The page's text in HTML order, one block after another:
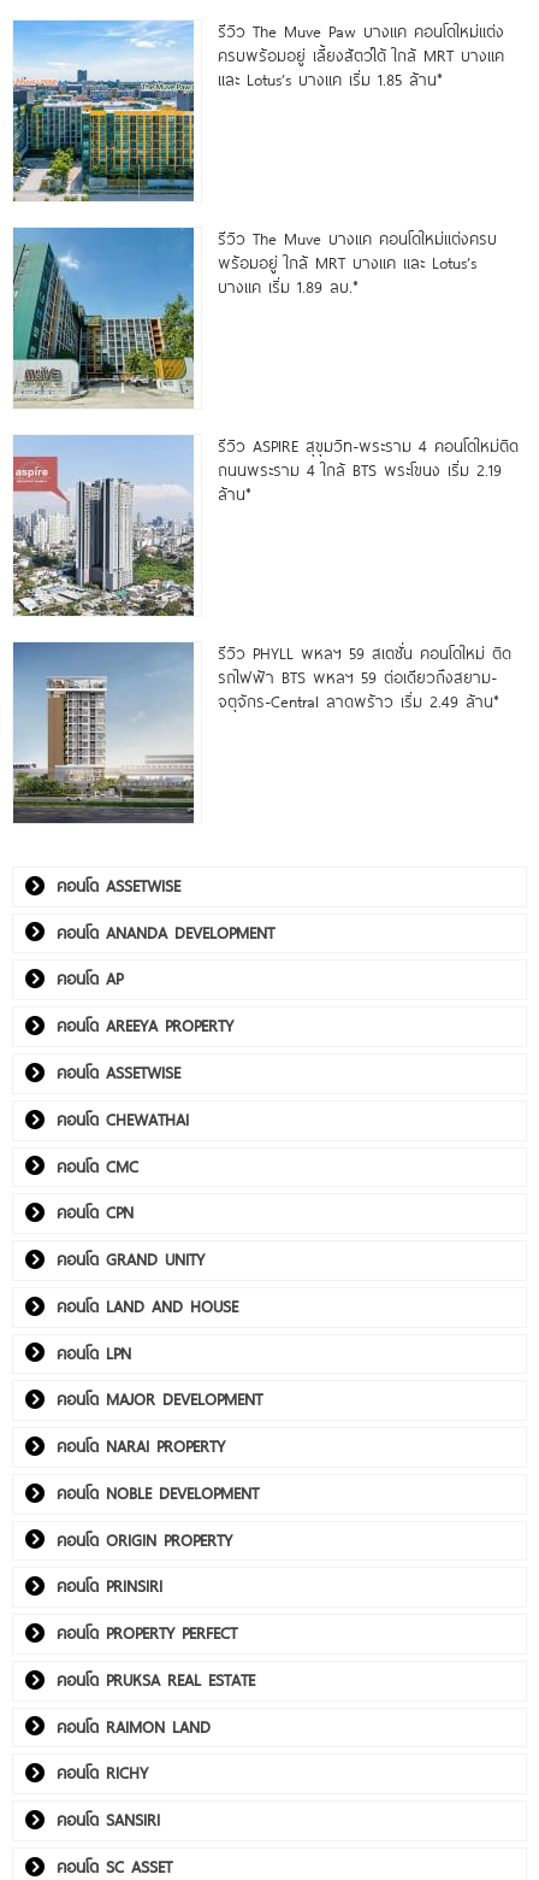
รีวิว The Muve Paw บางแค คอนโดใหม่แต่ง
ครบพร้อมอยู่ เลี้ยงสัตว์ได้ ใกล้ MRT บางแค
และ Lotus’s บางแค เริ่ม 1.85 ล้าน*
รีวิว The Muve บางแค คอนโดใหม่แต่งครบ
พร้อมอยู่ ใกล้ MRT บางแค และ Lotus’s
บางแค เริ่ม 1.89 ลบ.*
รีวิว ASPIRE สุขุมวิท-พระราม 4 คอนโดใหม่ติด
ถนนพระราม 4 ใกล้ BTS พระโขนง เริ่ม 2.19
ล้าน*
รีวิว PHYLL พหลฯ 59 สเตชั่น คอนโดใหม่ ติด
รถไฟฟ้า BTS พหลฯ 59 ต่อเดียวถึงสยาม-
จตุจักร-Central ลาดพร้าว เริ่ม 2.49 ล้าน*
คอนโด ASSETWISE
คอนโด ANANDA DEVELOPMENT
คอนโด AP
คอนโด AREEYA PROPERTY
คอนโด ASSETWISE
คอนโด CHEWATHAI
คอนโด CMC
คอนโด CPN
คอนโด GRAND UNITY
คอนโด LAND AND HOUSE
คอนโด LPN
คอนโด MAJOR DEVELOPMENT
คอนโด NARAI PROPERTY
คอนโด NOBLE DEVELOPMENT
คอนโด ORIGIN PROPERTY
คอนโด PRINSIRI
คอนโด PROPERTY PERFECT
คอนโด PRUKSA REAL ESTATE
คอนโด RAIMON LAND
คอนโด RICHY
คอนโด SANSIRI
คอนโด SC ASSET